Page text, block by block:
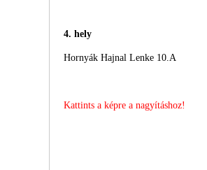
4. hely
Hornyák Hajnal Lenke 10.A
Kattints a képre a nagyításhoz!